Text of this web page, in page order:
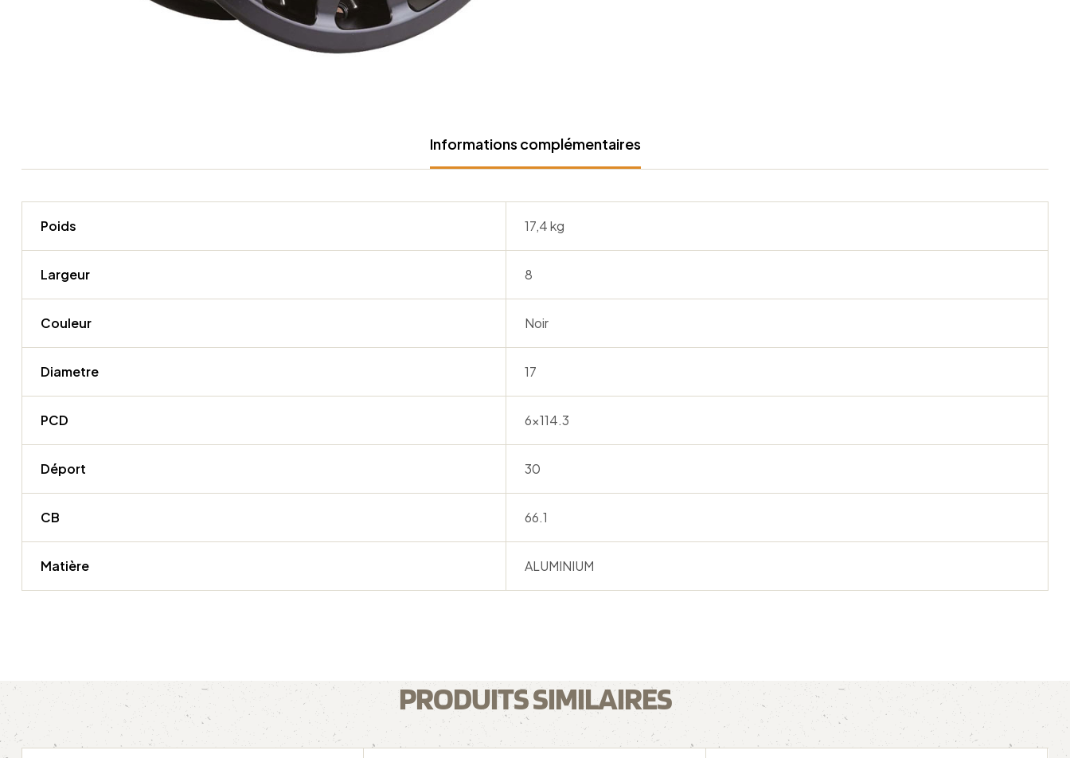
Informations complémentaires
Poids 17,4 kg
Largeur 8
Couleur Noir
Diametre 17
PCD 6×114.3
Déport 30
CB 66.1
Matière ALUMINIUM
PRODUITS SIMILAIRES